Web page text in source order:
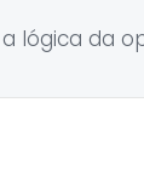
lógica da